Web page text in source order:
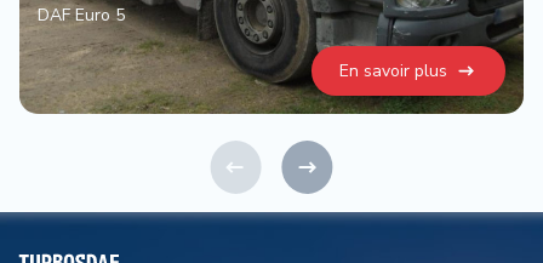
DAF Euro 5
En savoir plus